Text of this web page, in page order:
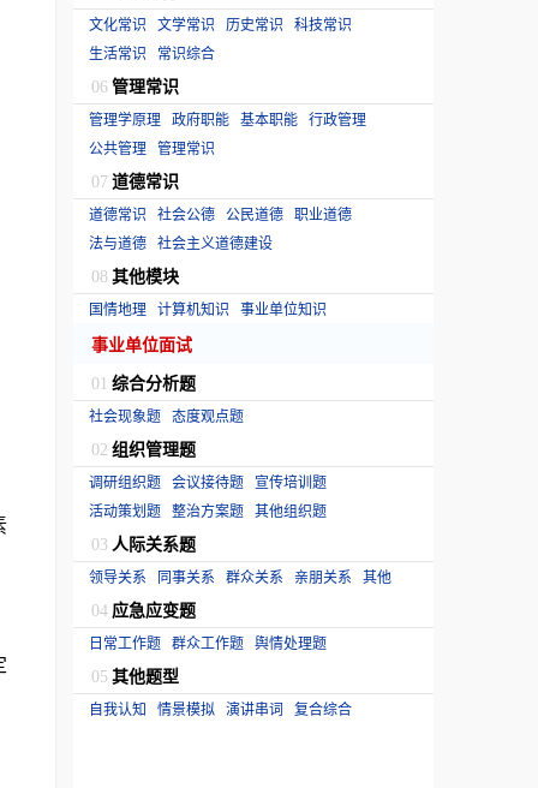
文化常识 文学常识 历史常识 科技常识
生活常识
常识综合
06 管理常识
管理学原理 政府职能 基本职能 行政管理
公共管理 管理常识
07 道德常识
道德常识 社会公德 公民道德 职业道德
法与道德 社会主义道德建设
08 其他模块
国情地理 计算机知识 事业单位知识
事业单位面试
01 综合分析题
社会现象题 态度观点题
02 组织管理题
调研组织题 会议接待题 宣传培训题
活动策划题 整治方案题 其他组织题
03 人际关系题
领导关系 同事关系 群众关系 亲朋关系 其他
04 应急应变题
日常工作题 群众工作题 舆情处理题
05 其他题型
自我认知 情景模拟 演讲串词 复合综合